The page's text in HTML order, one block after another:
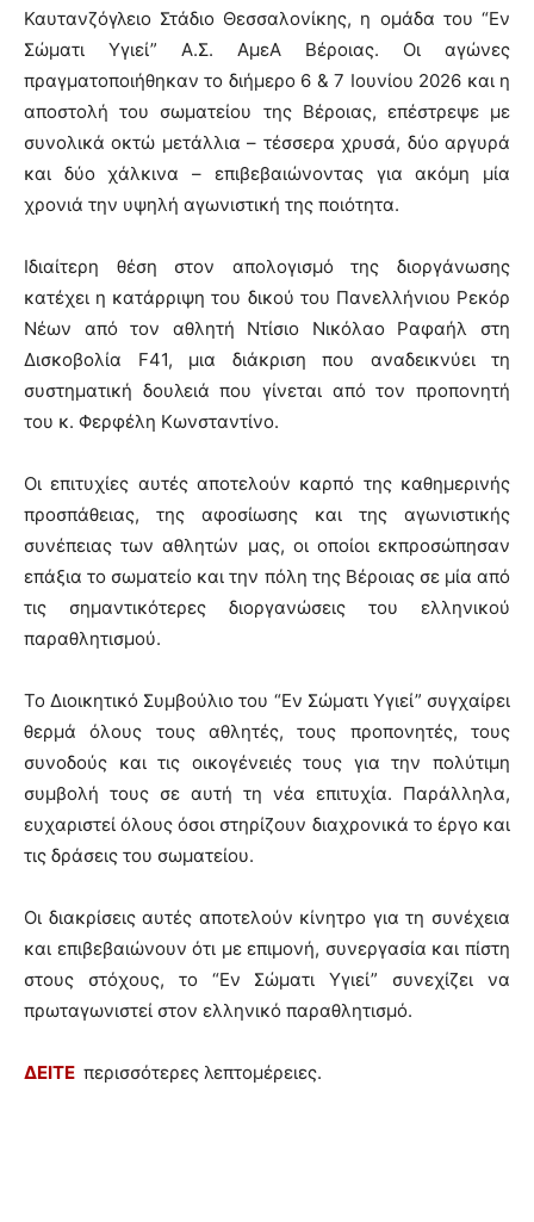
Καυτανζόγλειο Στάδιο Θεσσαλονίκης, η ομάδα του “Εν
Σώματι Υγιεί” Α.Σ. ΑμεΑ Βέροιας. Οι αγώνες
πραγματοποιήθηκαν το διήμερο 6 & 7 Ιουνίου 2026 και η
αποστολή του σωματείου της Βέροιας, επέστρεψε με
συνολικά οκτώ μετάλλια – τέσσερα χρυσά, δύο αργυρά
και δύο χάλκινα – επιβεβαιώνοντας για ακόμη μία
χρονιά την υψηλή αγωνιστική της ποιότητα.
Ιδιαίτερη θέση στον απολογισμό της διοργάνωσης
κατέχει η κατάρριψη του δικού του Πανελλήνιου Ρεκόρ
Νέων από τον αθλητή Ντίσιο Νικόλαο Ραφαήλ στη
Δισκοβολία F41, μια διάκριση που αναδεικνύει τη
συστηματική δουλειά που γίνεται από τον προπονητή
του κ. Φερφέλη Κωνσταντίνο.
Οι επιτυχίες αυτές αποτελούν καρπό της καθημερινής
προσπάθειας, της αφοσίωσης και της αγωνιστικής
συνέπειας των αθλητών μας, οι οποίοι εκπροσώπησαν
επάξια το σωματείο και την πόλη της Βέροιας σε μία από
τις σημαντικότερες διοργανώσεις του ελληνικού
παραθλητισμού.
Το Διοικητικό Συμβούλιο του “Εν Σώματι Υγιεί” συγχαίρει
θερμά όλους τους αθλητές, τους προπονητές, τους
συνοδούς και τις οικογένειές τους για την πολύτιμη
συμβολή τους σε αυτή τη νέα επιτυχία. Παράλληλα,
ευχαριστεί όλους όσοι στηρίζουν διαχρονικά το έργο και
τις δράσεις του σωματείου.
Οι διακρίσεις αυτές αποτελούν κίνητρο για τη συνέχεια
και επιβεβαιώνουν ότι με επιμονή, συνεργασία και πίστη
στους στόχους, το “Εν Σώματι Υγιεί” συνεχίζει να
πρωταγωνιστεί στον ελληνικό παραθλητισμό.
ΔΕΙΤΕ περισσότερες λεπτομέρειες.